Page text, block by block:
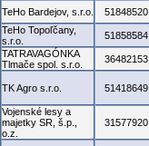
TeHo Bardejov, s.r.o. 51848520
TeHo Topoľčany,
s.r.o.
51858584
TATRAVAGÓNKA
Tlmače spol. s.r.o.
36482153
TK Agro s.r.o. 51418649
Vojenské lesy a
majetky SR, š.p.,
o.z.
31577920